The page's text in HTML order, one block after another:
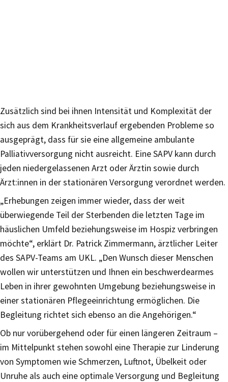
Zusätzlich sind bei ihnen Intensität und Komplexität der
sich aus dem Krankheitsverlauf ergebenden Probleme so
ausgeprägt, dass für sie eine allgemeine ambulante
Palliativversorgung nicht ausreicht. Eine SAPV kann durch
jeden niedergelassenen Arzt oder Ärztin sowie durch
Ärzt:innen in der stationären Versorgung verordnet werden.
„Erhebungen zeigen immer wieder, dass der weit
überwiegende Teil der Sterbenden die letzten Tage im
häuslichen Umfeld beziehungsweise im Hospiz verbringen
möchte“, erklärt Dr. Patrick Zimmermann, ärztlicher Leiter
des SAPV-Teams am UKL. „Den Wunsch dieser Menschen
wollen wir unterstützen und Ihnen ein beschwerdearmes
Leben in ihrer gewohnten Umgebung beziehungsweise in
einer stationären Pflegeeinrichtung ermöglichen. Die
Begleitung richtet sich ebenso an die Angehörigen.“
Ob nur vorübergehend oder für einen längeren Zeitraum –
im Mittelpunkt stehen sowohl eine Therapie zur Linderung
von Symptomen wie Schmerzen, Luftnot, Übelkeit oder
Unruhe als auch eine optimale Versorgung und Begleitung